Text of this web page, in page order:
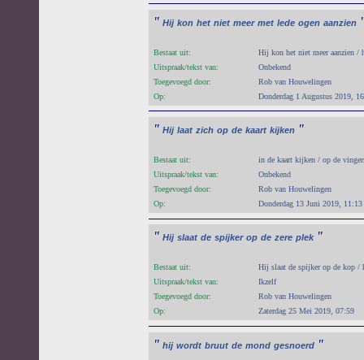
" Hij kon het niet meer met lede ogen aanzien
Bestaat uit:
Hij kon het niet meer aanzien /
Uitspraak/tekst van:
Onbekend
Toegevoegd door:
Rob van Houwelingen
Op:
Donderdag 1 Augustus 2019,
" Hij laat zich op de kaart kijken "
Bestaat uit:
in de kaart kijken / op de
Uitspraak/tekst van:
Onbekend
Toegevoegd door:
Rob van Houwelingen
Op:
Donderdag 13 Juni 2019, 11:13
" Hij slaat de spijker op de zere plek "
Bestaat uit:
Hij slaat de spijker op de kop /
Uitspraak/tekst van:
Ikzelf
Toegevoegd door:
Rob van Houwelingen
Op:
Zaterdag 25 Mei 2019, 07:59
" hij wordt bruut de mond gesnoerd "